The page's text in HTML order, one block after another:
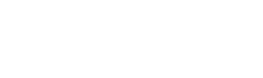
sur la flèche bas pour ouvrir le sous-menu.